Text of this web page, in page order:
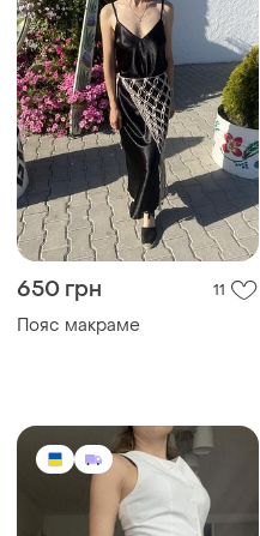
650 грн 11
Пояс макраме